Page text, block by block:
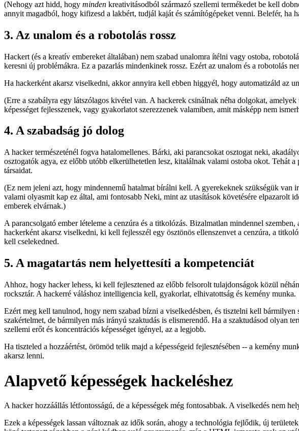
(Nehogy azt hidd, hogy minden kreativitásodból származó szellemi termékedet be kell
annyit magadból, hogy kifizesd a lakbért, tudjál kaját és számítógépeket venni. Belefér, ha
3. Az unalom és a robotolás rossz
Hackert (és a kreatív embereket általában) nem szabad unalomra ítélni vagy ostoba,
keresni új problémákra. Ez a pazarlás mindenkinek rossz. Ezért az unalom és a robotolás
Ha hackerként akarsz viselkedni, akkor annyira kell ebben higgyél, hogy automatizáld az
(Erre a szabályra egy látszólagos kivétel van. A hackerek csinálnak néha dolgokat,
képességet fejlesszenek, vagy gyakorlatot szerezzenek valamiben, amit másképp nem
4. A szabadság jó dolog
A hacker természeténél fogva hatalomellenes. Bárki, aki parancsokat osztogat neki,
osztogatók agya, ez előbb utóbb elkerülhetetlen lesz, kitalálnak valami ostoba okot. Tehát
társaidat.
(Ez nem jeleni azt, hogy mindennemű hatalmat bírálni kell. A gyerekeknek szükségük
valami olyasmit kap ez által, ami fontosabb Neki, mint az utasítások követésére elpazarolt
emberek elvárnak.)
A parancsolgató ember lételeme a cenzúra és a titkolózás. Bizalmatlan mindennel
hackerként akarsz viselkedni, ki kell fejlesszél egy ösztönös ellenszenvet a cenzúra, a
kell cselekedned.
5. A magatartás nem helyettesíti a kompetenciát
Ahhoz, hogy hacker lehess, ki kell fejlesztened az előbb felsorolt tulajdonságok közül
rocksztár. A hackerré váláshoz intelligencia kell, gyakorlat, elhivatottság és kemény munka.
Ezért meg kell tanulnod, hogy nem szabad bízni a viselkedésben, és tisztelni kell
szakértelmet, de bármilyen más irányú szaktudás is elismerendő. Ha a szaktudásod olyan
szellemi erőt és koncentrációs képességet igényel, az a legjobb.
Ha tiszteled a hozzáértést, örömöd telik majd a képességeid fejlesztésében -- a kemény
akarsz lenni.
Alapvető képességek hackeléshez
A hacker hozzáállás létfontosságú, de a képességek még fontosabbak. A viselkedés nem
Ezek a képességek lassan változnak az idők során, ahogy a technológia fejlődik, új